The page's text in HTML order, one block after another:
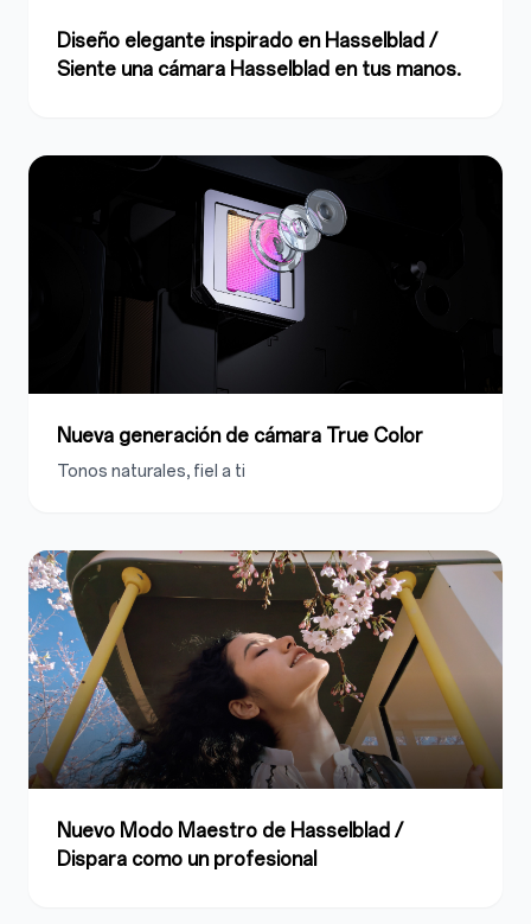
Diseño elegante inspirado en Hasselblad /
Siente una cámara Hasselblad en tus manos.
Nueva generación de cámara True Color
Tonos naturales, fiel a ti
Nuevo Modo Maestro de Hasselblad /
Dispara como un profesional